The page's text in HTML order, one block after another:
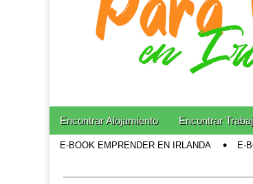
Main menu
Skip to content
Encontrar Alojamiento Encontrar
E-BOOK EMPRENDER EN IRLANDA E-